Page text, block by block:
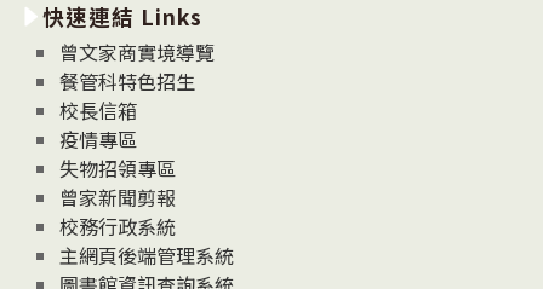
消
息
News
快速連結 Links
曾文家商實境導覽
餐管科特色招生
校長信箱
疫情專區
失物招領專區
曾家新聞剪報
校務行政系統
主網頁後端管理系統